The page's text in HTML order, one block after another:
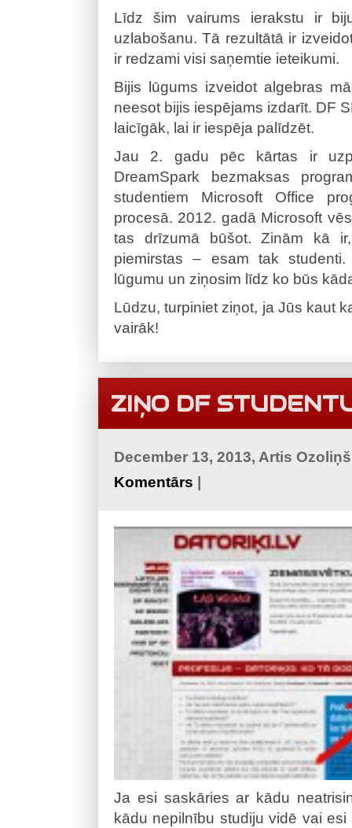
Līdz šim vairums ierakstu ir
uzlabošanu. Tā rezultātā ir
ir redzami visi saņemtie ieteikumi.
Bijis lūgums izveidot algebras
neesot bijis iespējams izdarīt. DF
laicīgāk, lai ir iespēja palīdzēt.
Jau 2. gadu pēc kārtas ir
DreamSpark bezmaksas
studentiem Microsoft Office
procesā. 2012. gadā Microsoft
tas drīzumā būšot. Zinām kā
piemirstas – esam tak
lūgumu un ziņosim līdz ko būs
Lūdzu, turpiniet ziņot, ja Jūs kaut
vairāk!
ZIŅO DF
December 13, 2013, Artis
Komentārs
Ja esi saskāries ar kādu
kādu nepilnību studiju vidē vai